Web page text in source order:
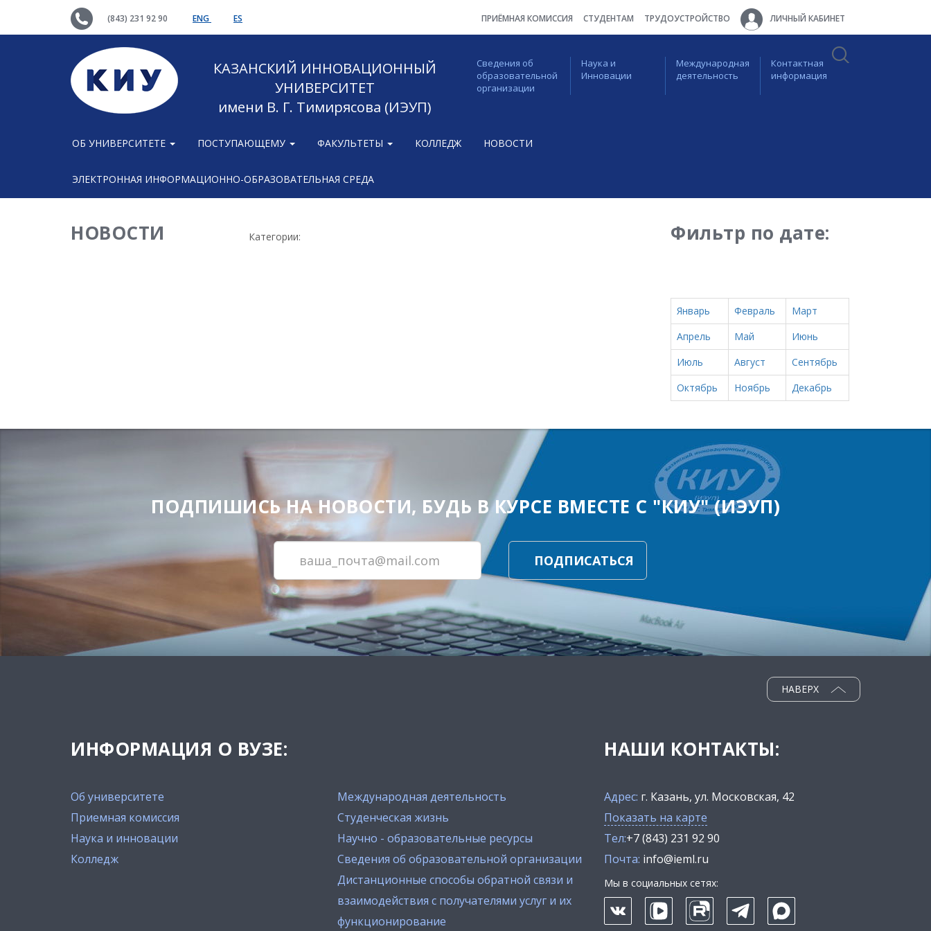
(843) 231 92 90 ENG ES ПРИЁМНАЯ КОМИССИЯ СТУДЕНТАМ ТРУДОУСТРОЙСТВО ЛИЧНЫЙ КАБИНЕТ
КАЗАНСКИЙ ИННОВАЦИОННЫЙ
УНИВЕРСИТЕТ
имени В. Г. Тимирясова (ИЭУП)
Сведения об
образовательной
организации
Наука и
Инновации
Международная
деятельность
Контактная
информация
ОБ УНИВЕРСИТЕТЕ ПОСТУПАЮЩЕМУ ФАКУЛЬТЕТЫ КОЛЛЕДЖ НОВОСТИ
ЭЛЕКТРОННАЯ ИНФОРМАЦИОННО-ОБРАЗОВАТЕЛЬНАЯ СРЕДА
НОВОСТИ Категории: Фильтр по дате:
Январь Февраль
Март
Апрель
Май
Июнь
Июль
Август
Сентябрь
Октябрь
Ноябрь Декабрь
ПОДПИШИСЬ НА НОВОСТИ, БУДЬ В КУРСЕ ВМЕСТЕ С "КИУ" (ИЭУП)
ПОДПИСАТЬСЯ
ИНФОРМАЦИЯ О ВУЗЕ:
Об университете
Приемная комиссия
Наука и инновации
Колледж
Международная деятельность
Студенческая жизнь
Научно - образовательные ресурсы
Сведения об образовательной организации
Дистанционные способы обратной связи и
взаимодействия с получателями услуг и их
функционирование
НАВЕРХ
НАШИ КОНТАКТЫ:
Адрес: г. Казань, ул. Московская, 42
Показать на карте
Тел:+7 (843) 231 92 90
Почта: info@ieml.ru
Мы в социальных сетях: